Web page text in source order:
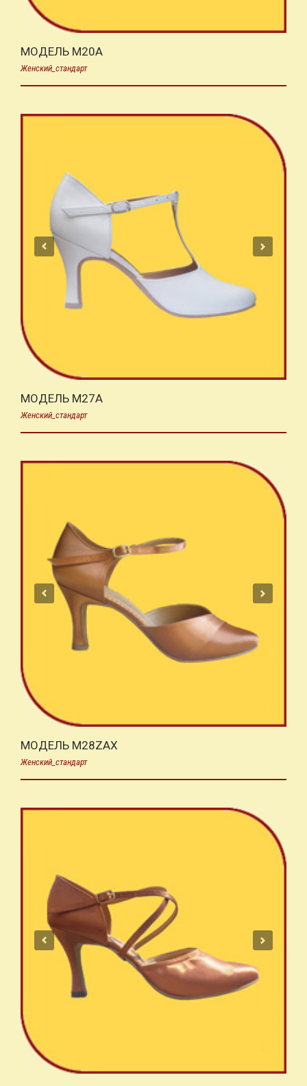
МОДЕЛЬ M20A
Женский_стандарт
МОДЕЛЬ M27A
Женский_стандарт
МОДЕЛЬ M28ZAX
Женский_стандарт